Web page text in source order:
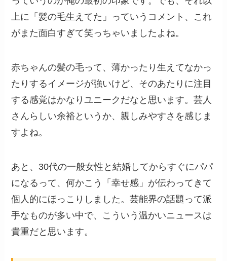
上に「髪の毛生えてた」っていうコメント、これ
がまた面白すぎて笑っちゃいましたよね。
赤ちゃんの髪の毛って、薄かったり生えてなかっ
たりするイメージが強いけど、そのあたりに注目
する感覚はかなりユニークだなと思います。芸人
さんらしい余裕というか、親しみやすさを感じま
すよね。
あと、30代の一般女性と結婚してからすぐにパパ
になるって、何かこう「幸せ感」が伝わってきて
個人的にほっこりしました。芸能界の話題って派
手なものが多い中で、こういう温かいニュースは
貴重だと思います。